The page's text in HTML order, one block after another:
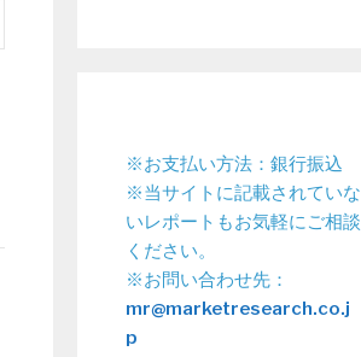
※お支払い方法：銀行振込
※当サイトに記載されていな
いレポートもお気軽にご相談
ください。
※お問い合わせ先：
mr@marketresearch.co.j
p